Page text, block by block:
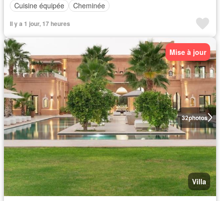
Cuisine équipée
Cheminée
Il y a 1 jour, 17 heures
32photos
Mise à jour
Villa